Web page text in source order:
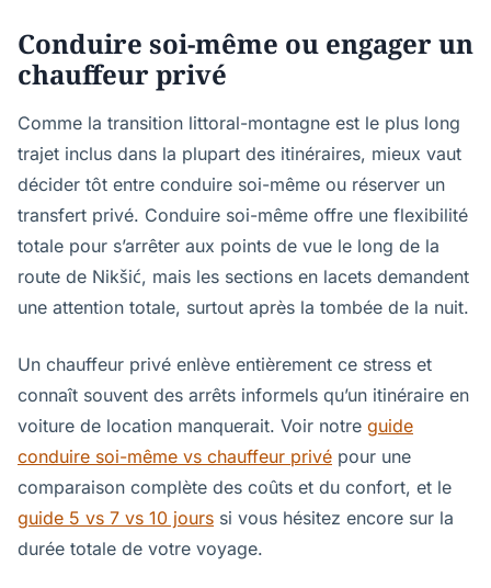
Conduire soi-même ou engager un
chauffeur privé
Comme la transition littoral-montagne est le plus long
trajet inclus dans la plupart des itinéraires, mieux vaut
décider tôt entre conduire soi-même ou réserver un
transfert privé. Conduire soi-même offre une flexibilité
totale pour s’arrêter aux points de vue le long de la
route de Nikšić, mais les sections en lacets demandent
une attention totale, surtout après la tombée de la nuit.
Un chauffeur privé enlève entièrement ce stress et
connaît souvent des arrêts informels qu’un itinéraire en
voiture de location manquerait. Voir notre guide
conduire soi-même vs chauffeur privé pour une
comparaison complète des coûts et du confort, et le
guide 5 vs 7 vs 10 jours si vous hésitez encore sur la
durée totale de votre voyage.